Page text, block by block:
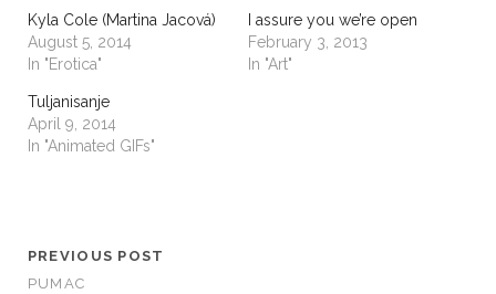
Kyla Cole (Martina Jacová)
August 5, 2014
In "Erotica"
I assure you we’re open
February 3, 2013
In "Art"
Tuljanisanje
April 9, 2014
In "Animated GIFs"
PREVIOUS POST
PUMAC